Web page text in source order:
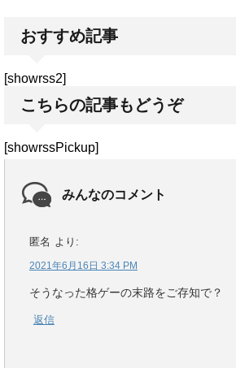
おすすめ記事
[showrss2]
こちらの記事もどうぞ
[showrssPickup]
みんなのコメント
匿名 より:
2021年6月16日 3:34 PM
そうなった格ゲーの末路をご存知で？
返信